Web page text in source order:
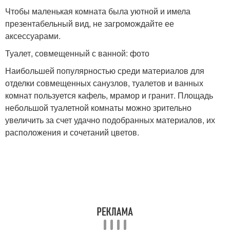
Чтобы маленькая комната была уютной и имела
презентабельный вид, не загромождайте ее
аксессуарами.
Туалет, совмещенный с ванной: фото
Наибольшей популярностью среди материалов для
отделки совмещенных санузлов, туалетов и ванных
комнат пользуется кафель, мрамор и гранит. Площадь
небольшой туалетной комнаты можно зрительно
увеличить за счет удачно подобранных материалов, их
расположения и сочетаний цветов.